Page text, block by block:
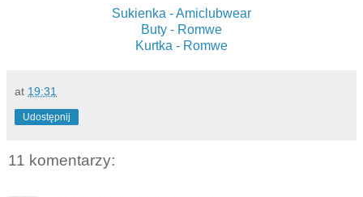
Sukienka - Amiclubwear
Buty - Romwe
Kurtka - Romwe
at 19:31
Udostępnij
11 komentarzy: